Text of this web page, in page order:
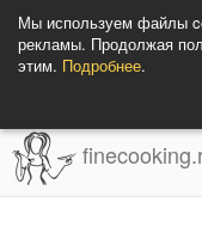
Мы используем файлы
рекламы. Продолжая
этим. Подробнее.